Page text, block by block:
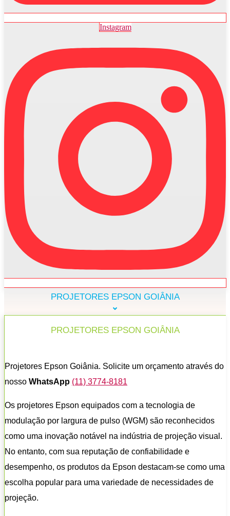
Instagram
PROJETORES EPSON GOIÂNIA
PROJETORES EPSON GOIÂNIA
Projetores Epson Goiânia. Solicite um orçamento através do
nosso WhatsApp (11) 3774-8181
Os projetores Epson equipados com a tecnologia de
modulação por largura de pulso (WGM) são reconhecidos
como uma inovação notável na indústria de projeção visual.
No entanto, com sua reputação de confiabilidade e
desempenho, os produtos da Epson destacam-se como uma
escolha popular para uma variedade de necessidades de
projeção.